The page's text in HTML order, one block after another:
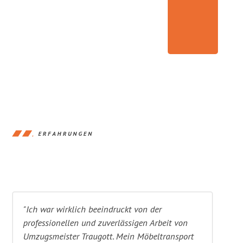
ERFAHRUNGEN
"Ich war wirklich beeindruckt von der
professionellen und zuverlässigen Arbeit von
Umzugsmeister Traugott. Mein Möbeltransport